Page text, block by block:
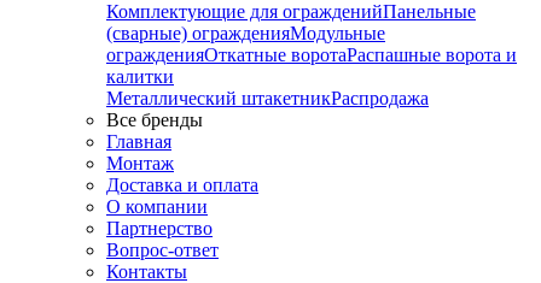
Комплектующие для огражденийПанельные
(сварные) огражденияМодульные
огражденияОткатные воротаРаспашные ворота и
калитки
Металлический штакетникРаспродажа
Все бренды
Главная
Монтаж
Доставка и оплата
О компании
Партнерство
Вопрос-ответ
Контакты